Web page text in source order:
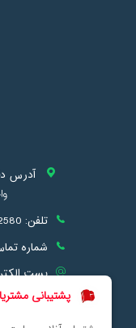
آدرس
تلفن:
شماره
پست